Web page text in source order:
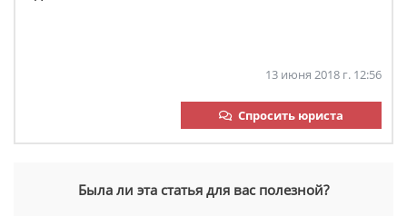
13 июня 2018 г. 12:56
Спросить юриста
Была ли эта статья для вас полезной?